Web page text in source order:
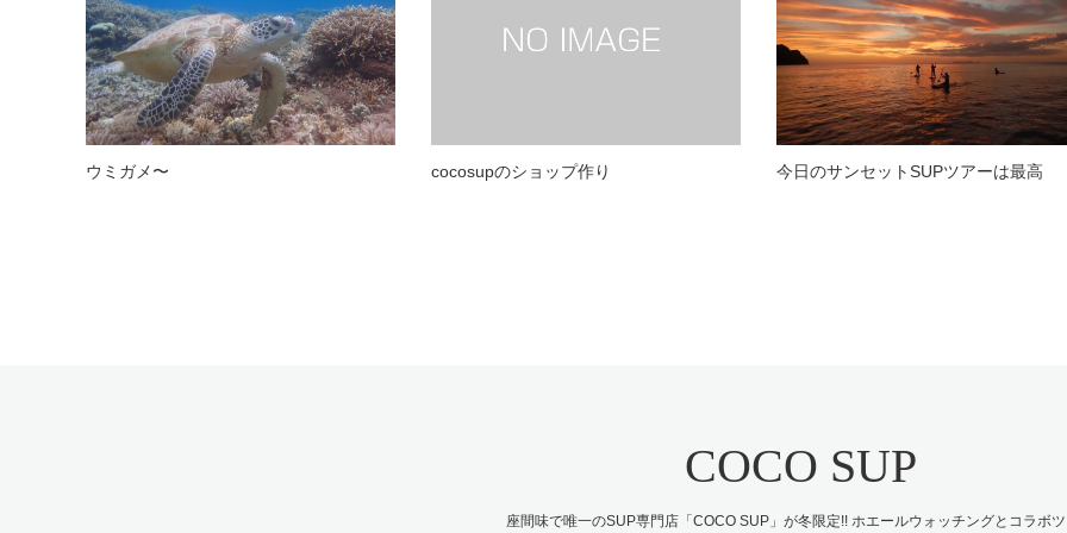
ウミガメ〜 cocosupのショップ作り 今日のサンセットSUPツアーは最高
COCO SUP
座間味で唯一のSUP専門店「COCO SUP」が冬限定!! ホエールウォッチングとコラボ